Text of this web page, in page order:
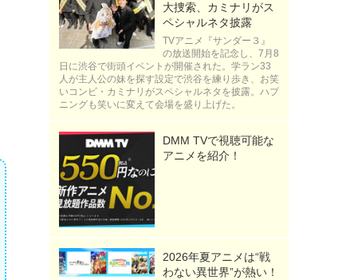
大捜索、カミナリがス
ペシャルネタ披露
TVアニメ『サンダー３』
の放送開始を記念し、7月8
日に渋谷で街頭イベントが開催された。学ラン33
人が主人公の妹を探す設定で渋谷を練り歩き、お笑
いコンビ・カミナリがスペシャルネタを披露。ハプ
ニングも笑いに変えて会場を盛り上げた。
DMM TVで視聴可能な
アニメを紹介！
2026年夏アニメは“戦
わない異世界”が熱い！